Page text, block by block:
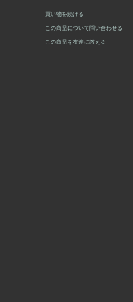
買い物を続ける
この商品について問い合わせる
この商品を友達に教える